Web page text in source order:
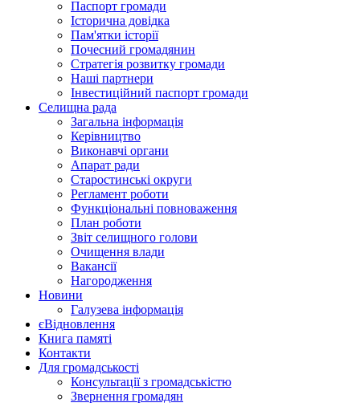
Паспорт громади
Історична довідка
Пам'ятки історії
Почесний громадянин
Стратегія розвитку громади
Наші партнери
Інвестиційний паспорт громади
Селищна рада
Загальна інформація
Керівництво
Виконавчі органи
Апарат ради
Старостинські округи
Регламент роботи
Функціональні повноваження
План роботи
Звіт селищного голови
Очищення влади
Вакансії
Нагородження
Новини
Галузева інформація
єВідновлення
Книга памяті
Контакти
Для громадськості
Консультації з громадськістю
Звернення громадян